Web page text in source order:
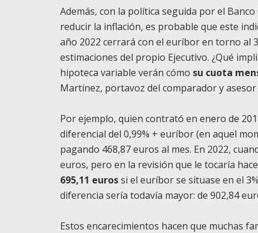
Además, con la política seguida por el
reducir la inflación, es probable que este
año 2022 cerrará con el euríbor en torno al
estimaciones del propio Ejecutivo. ¿Qué
hipoteca variable verán cómo su cuota
Martínez, portavoz del comparador y
Por ejemplo, quien contrató en enero de
diferencial del 0,99% + euríbor (en aquel
pagando 468,87 euros al mes. En 2022,
euros, pero en la revisión que le tocaría
695,11 eurossi el euríbor se situase en el
diferencia sería todavía mayor: de 902,84
Estos encarecimientos hacen que muchas